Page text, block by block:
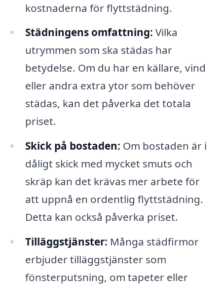
kostnaderna för flyttstädning.
Städningens omfattning: Vilka
utrymmen som ska städas har
betydelse. Om du har en källare, vind
eller andra extra ytor som behöver
städas, kan det påverka det totala
priset.
Skick på bostaden: Om bostaden är i
dåligt skick med mycket smuts och
skräp kan det krävas mer arbete för
att uppnå en ordentlig flyttstädning.
Detta kan också påverka priset.
Tilläggstjänster: Många städfirmor
erbjuder tilläggstjänster som
fönsterputsning, om tapeter eller